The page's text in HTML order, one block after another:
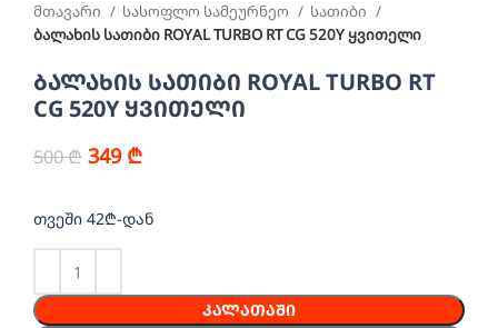
მთავარი სასოფლო სამეურნეო
სათიბი
ბალახის სათიბი ROYAL TURBO RT CG 520Y ყვითელი
ბალახის სათიბი ROYAL TURBO RT
CG 520Y ყვითელი
500₾ 349 ₾
თვეში 42₾-დან
ᲙᲐᲚᲐᲗᲐᲨᲘ